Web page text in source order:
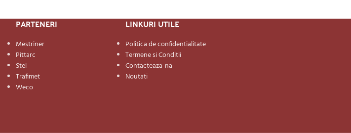
PARTENERI
Mestriner
Pittarc
Stel
Trafimet
Weco
LINKURI UTILE
Politica de confidentialitate
Termene si Conditii
Contacteaza-na
Noutati